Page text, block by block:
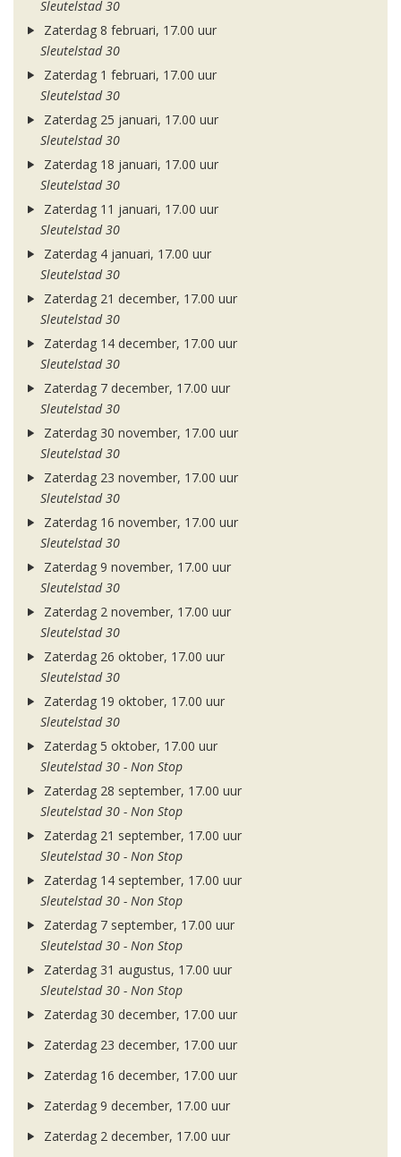
Sleutelstad 30
Zaterdag 8 februari, 17.00 uur
Sleutelstad 30
Zaterdag 1 februari, 17.00 uur
Sleutelstad 30
Zaterdag 25 januari, 17.00 uur
Sleutelstad 30
Zaterdag 18 januari, 17.00 uur
Sleutelstad 30
Zaterdag 11 januari, 17.00 uur
Sleutelstad 30
Zaterdag 4 januari, 17.00 uur
Sleutelstad 30
Zaterdag 21 december, 17.00 uur
Sleutelstad 30
Zaterdag 14 december, 17.00 uur
Sleutelstad 30
Zaterdag 7 december, 17.00 uur
Sleutelstad 30
Zaterdag 30 november, 17.00 uur
Sleutelstad 30
Zaterdag 23 november, 17.00 uur
Sleutelstad 30
Zaterdag 16 november, 17.00 uur
Sleutelstad 30
Zaterdag 9 november, 17.00 uur
Sleutelstad 30
Zaterdag 2 november, 17.00 uur
Sleutelstad 30
Zaterdag 26 oktober, 17.00 uur
Sleutelstad 30
Zaterdag 19 oktober, 17.00 uur
Sleutelstad 30
Zaterdag 5 oktober, 17.00 uur
Sleutelstad 30 - Non Stop
Zaterdag 28 september, 17.00 uur
Sleutelstad 30 - Non Stop
Zaterdag 21 september, 17.00 uur
Sleutelstad 30 - Non Stop
Zaterdag 14 september, 17.00 uur
Sleutelstad 30 - Non Stop
Zaterdag 7 september, 17.00 uur
Sleutelstad 30 - Non Stop
Zaterdag 31 augustus, 17.00 uur
Sleutelstad 30 - Non Stop
Zaterdag 30 december, 17.00 uur
Zaterdag 23 december, 17.00 uur
Zaterdag 16 december, 17.00 uur
Zaterdag 9 december, 17.00 uur
Zaterdag 2 december, 17.00 uur